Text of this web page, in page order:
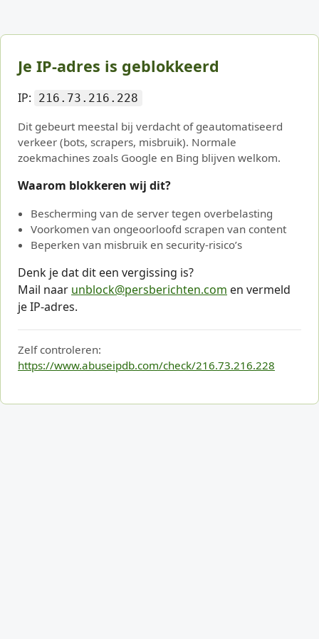
Je IP-adres is geblokkeerd
IP: 216.73.216.228
Dit gebeurt meestal bij verdacht of geautomatiseerd
verkeer (bots, scrapers, misbruik). Normale
zoekmachines zoals Google en Bing blijven welkom.
Waarom blokkeren wij dit?
Bescherming van de server tegen overbelasting
Voorkomen van ongeoorloofd scrapen van content
Beperken van misbruik en security-risico’s
Denk je dat dit een vergissing is?
Mail naar unblock@persberichten.com en vermeld
je IP-adres.
Zelf controleren:
https://www.abuseipdb.com/check/216.73.216.228